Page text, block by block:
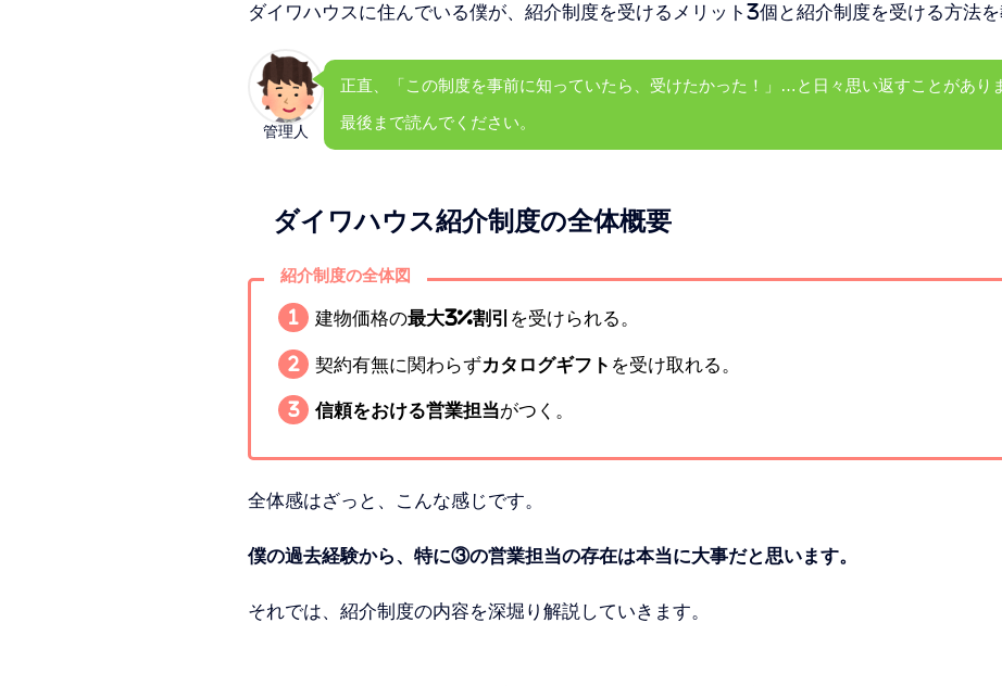
ダイワハウスに住んでいる僕が、紹介制度を受けるメリット3個と紹介制度を受ける方法を
管理人
正直、「この制度を事前に知っていたら、受けたかった！」…と日々思い返すことがあり
最後まで読んでください。
ダイワハウス紹介制度の全体概要
紹介制度の全体図
建物価格の最大3%割引 を受けられる。
契約有無に関わらずカタログギフト を受け取れる。
信頼をおける営業担当がつく。
全体感はざっと、こんな感じです。
僕の過去経験から、特に③の営業担当の存在は本当に大事だと思います。
それでは、紹介制度の内容を深堀り解説していきます。